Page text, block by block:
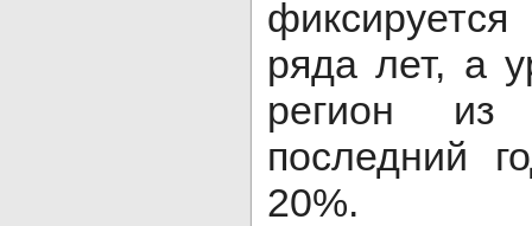
ряда лет, а
регион из
последний
20%.